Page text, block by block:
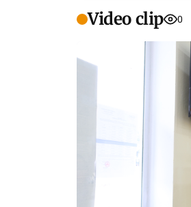
Video clip 0